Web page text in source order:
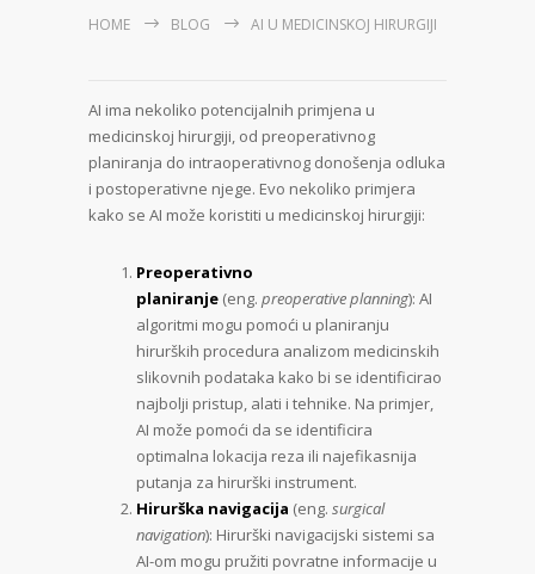
HOME BLOG AI U MEDICINSKOJ HIRURGIJI
AI ima nekoliko potencijalnih primjena u
medicinskoj hirurgiji, od preoperativnog
planiranja do intraoperativnog donošenja odluka
i postoperativne njege. Evo nekoliko primjera
kako se AI može koristiti u medicinskoj hirurgiji:
Preoperativno
planiranje (eng. preoperative planning): AI
algoritmi mogu pomoći u planiranju
hirurških procedura analizom medicinskih
slikovnih podataka kako bi se identificirao
najbolji pristup, alati i tehnike. Na primjer,
AI može pomoći da se identificira
optimalna lokacija reza ili najefikasnija
putanja za hirurški instrument.
Hirurška navigacija (eng. surgical
navigation): Hirurški navigacijski sistemi sa
AI-om mogu pružiti povratne informacije u